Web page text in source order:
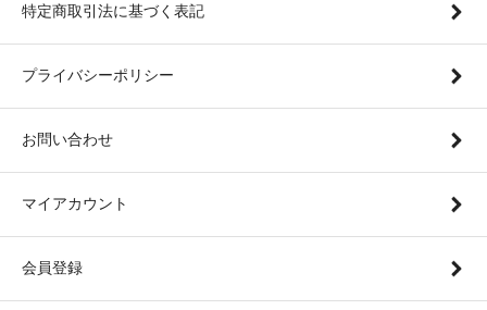
特定商取引法に基づく表記
プライバシーポリシー
お問い合わせ
マイアカウント
会員登録